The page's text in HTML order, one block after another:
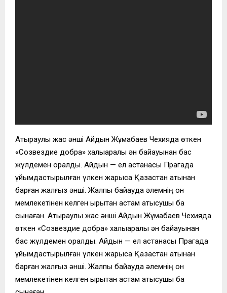
Атыраулық жас әнші Айдын Жұмабаев Чехияда өткен
«Созвездие добра» халықаралық ән байқауынан бас
жүлдемен оралды. Айдын — ел астанасы Прагада
ұйымдастырылған үлкен жарысқа Қазақстан атынан
барған жалғыз әнші. Жалпы байқауда әлемнің он
мемлекетінен келген қырықтан астам қатысушы бақ
сынаған. Атыраулық жас әнші Айдын Жұмабаев Чехияда
өткен «Созвездие добра» халықаралық ән байқауынан
бас жүлдемен оралды. Айдын — ел астанасы Прагада
ұйымдастырылған үлкен жарысқа Қазақстан атынан
барған жалғыз әнші. Жалпы байқауда әлемнің он
мемлекетінен келген қырықтан астам қатысушы бақ